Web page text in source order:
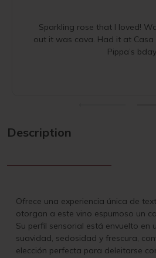
Sparkling rose that I loved!
out it was cava. Had it at Casa
Pippa’s
Description
Ofrece una experiencia única de
otorgan a este vino espumoso un
Su perfil sensorial está envuelto en
suavidad, sedosidad y frescura,
elección perfecta para deleitarse